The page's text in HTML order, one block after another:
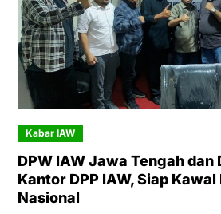
Kabar IAW
DPW IAW Jawa Tengah dan
Kantor DPP IAW, Siap
Nasional